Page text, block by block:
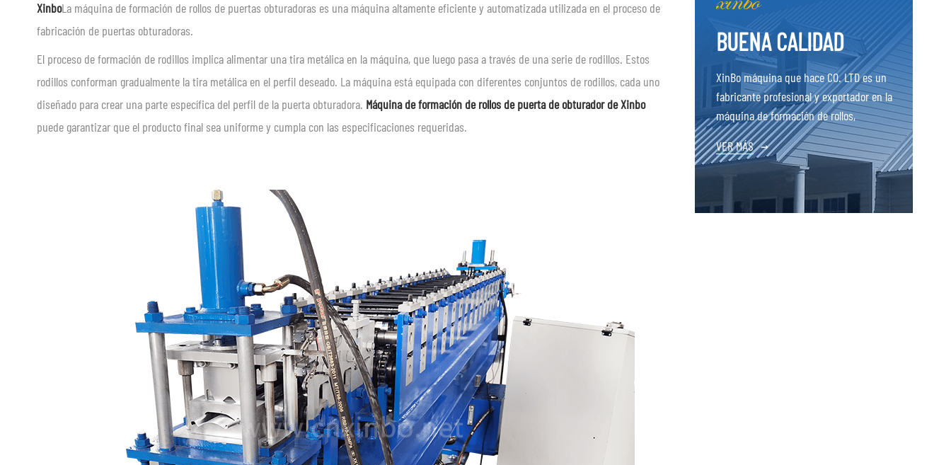
XinboLa máquina de formación de rollos de puertas obturadoras es una máquina altamente eficiente y automatizada utilizada en el proceso de
fabricación de puertas obturadoras.
El proceso de formación de rodillos implica alimentar una tira metálica en la máquina, que luego pasa a través de una serie de rodillos. Estos
rodillos conforman gradualmente la tira metálica en el perfil deseado. La máquina está equipada con diferentes conjuntos de rodillos, cada uno
diseñado para crear una parte específica del perfil de la puerta obturadora. Máquina de formación de rollos de puerta de obturador de Xinbo
puede garantizar que el producto final sea uniforme y cumpla con las especificaciones requeridas.
BUENA CALIDAD
XinBo máquina que hace CO. LTD es un
fabricante profesional y exportador en la
máquina de formación de rollos,
VER MÁS →